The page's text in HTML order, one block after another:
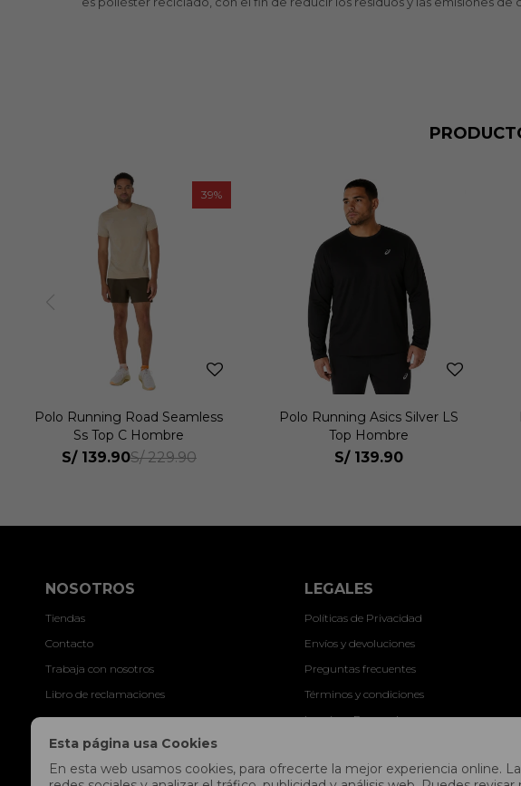
Esta página usa Cookies
En esta web usamos cookies, para ofrecerte la mejor experiencia online.
Polo Running Asics Silver LS
Top Hombre
S/ 139.90
Polo Running Asics Silver SS
Top Hombre
S/ 139.90
NOSOTROS
Tiendas
Contacto
Trabaja con nosotros
Libro de reclamaciones
LEGALES
Políticas de Privacidad
Envíos y devoluciones
Preguntas frecuentes
Términos y condiciones
Legales y Promociones